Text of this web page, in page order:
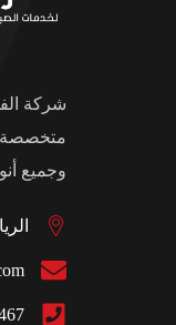
شركة
متخصصة
وجميع